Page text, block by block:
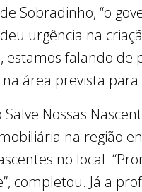
Sobradinho, “o
urgência na
estamos falando de
área prevista
Nossas
na região
no local.
completou. Já a